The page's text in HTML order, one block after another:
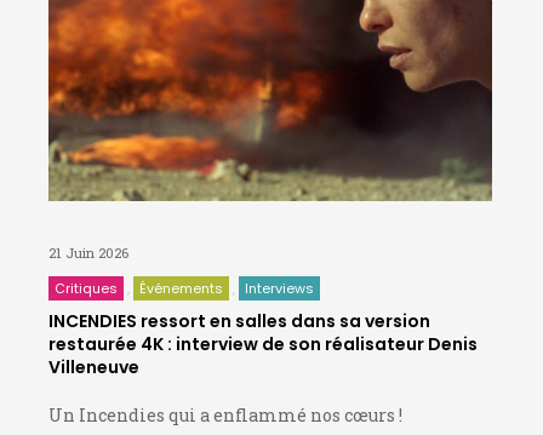
21 Juin 2026
Critiques Événements Interviews
INCENDIES ressort en salles dans sa version
restaurée 4K : interview de son réalisateur Denis
Villeneuve
Un Incendies qui a enflammé nos cœurs !